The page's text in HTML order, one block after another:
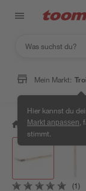
Mein Markt:
Hier kannst du
Markt anpassen
stimmt.
/ Bauen &
(1)